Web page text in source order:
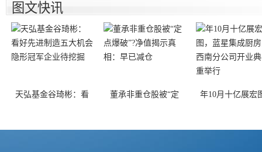
图文快讯
天弘基金谷琦彬：看 董承非重仓股被“定 年10月十亿展宏